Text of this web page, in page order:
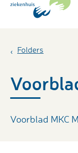
Folders
Voorblad MKC